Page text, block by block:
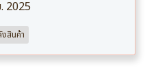
2025
สินค้า